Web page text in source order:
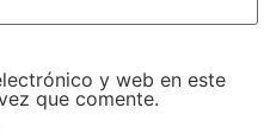
y web en este
que comente.